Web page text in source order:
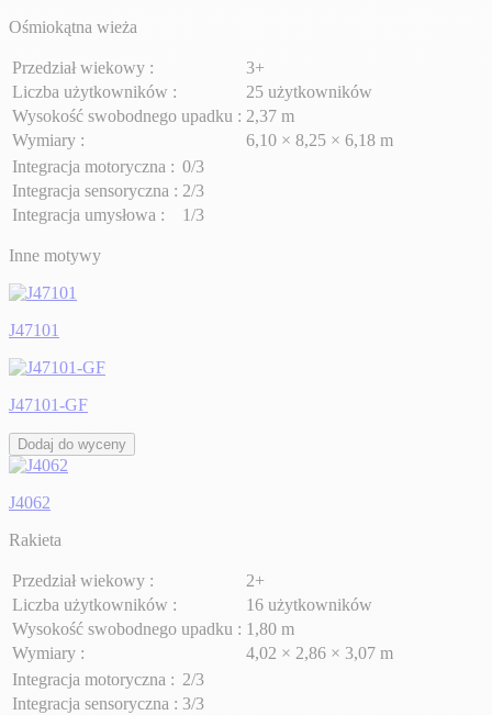
Ośmiokątna wieża
Przedział wiekowy :
3+
Liczba użytkowników :
25 użytkowników
Wysokość swobodnego upadku : 2,37 m
Wymiary :
6,10 × 8,25 × 6,18 m
Integracja motoryczna : 0/3
Integracja sensoryczna : 2/3
Integracja umysłowa :
1/3
Inne motywy
J47101
J47101-GF
Dodaj do wyceny
J4062
Rakieta
Przedział wiekowy :
2+
Liczba użytkowników :
16 użytkowników
Wysokość swobodnego upadku : 1,80 m
Wymiary :
4,02 × 2,86 × 3,07 m
Integracja motoryczna : 2/3
Integracja sensoryczna : 3/3